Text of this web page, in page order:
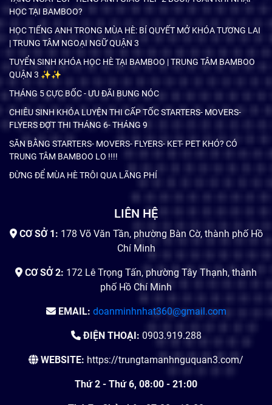
HỌC TẠI BAMBOO?
HỌC TIẾNG ANH TRONG MÙA HÈ: BÍ QUYẾT MỞ KHÓA TƯƠNG LAI
| TRUNG TÂM NGOẠI NGỮ QUẬN 3
TUYỂN SINH KHÓA HỌC HÈ TẠI BAMBOO | TRUNG TÂM BAMBOO
QUẬN 3 ✨✨
THÁNG 5 CỰC BỐC - ƯU ĐÃI BUNG NÓC
CHIÊU SINH KHÓA LUYỆN THI CẤP TỐC STARTERS- MOVERS-
FLYERS ĐỢT THI THÁNG 6- THÁNG 9
SĂN BẰNG STARTERS- MOVERS- FLYERS- KET- PET KHÓ? CÓ
TRUNG TÂM BAMBOO LO !!!!
ĐỪNG ĐỂ MÙA HÈ TRÔI QUA LÃNG PHÍ
LIÊN HỆ
CƠ SỞ 1: 178 Võ Văn Tần, phường Bàn Cờ, thành phố Hồ
Chí Minh
CƠ SỞ 2: 172 Lê Trọng Tấn, phường Tây Thạnh, thành
phố Hồ Chí Minh
EMAIL: doanminhnhat360@gmail.com
ĐIỆN THOẠI: 0903.919.288
WEBSITE: https://trungtamanhnguquan3.com/
Thứ 2 - Thứ 6, 08:00 - 21:00